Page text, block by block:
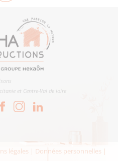
et Centre-Val de loire
légales | Données personnelles |